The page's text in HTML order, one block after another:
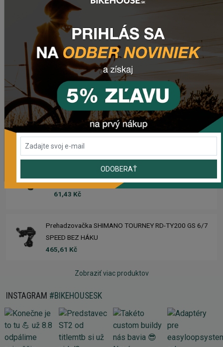
2 420,18 Kč
Zimušné Rukavice CHROMAG SIGNAL
1 104,44 Kč
Sedlo CHROMAG TRAILMASTER DT V2
2 223,62 Kč
Rebuild kit pedálov CHROMAG SYNTH
1 006,16 Kč
Náhradný gumový diel pre košík CRUSSIS YBC-01
61,43 Kč
Prehadzovačka SHIMANO TOURNEY RD-TY200 GS 6/7
SPEED BEZ HÁKU
465,61 Kč
Zobraziť viac produktov
INSTAGRAM #BIKEHOUSESK
ODOBERAŤ